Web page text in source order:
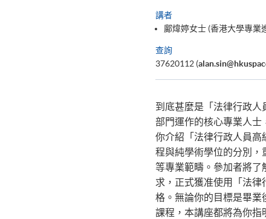
講者
鄺煒婷女士 (香港大學專業
查詢
37620112 (
到底甚麼是「法律行政人
部門運作的核心專業人士
你介紹「法律行政人員
程與純學術學位的分別，
等專業範疇。參加者將了
求，正式獲准使用「法律
格。無論你的目標是畢業
課程，本講座都將為你指